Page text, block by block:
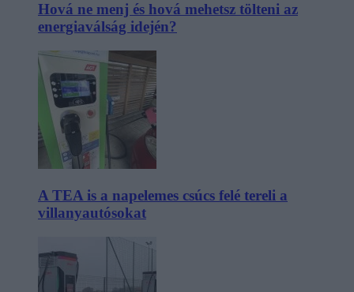
Hová ne menj és hová mehetsz tölteni az
energiaválság idején?
A TEA is a napelemes csúcs felé tereli a
villanyautósokat